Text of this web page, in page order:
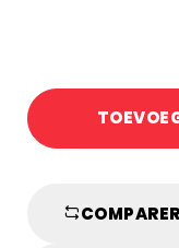
COMPARER